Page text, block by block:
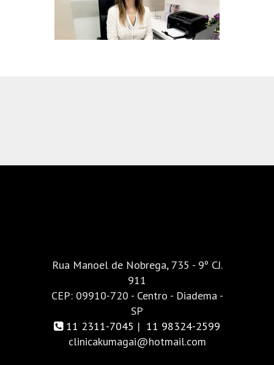
Rua Manoel de Nobrega, 735 - 9º CJ.
911
CEP: 09910-720 - Centro - Diadema -
SP
11 2311-7045 | 11 98324-2599
clinicakumagai@hotmail.com